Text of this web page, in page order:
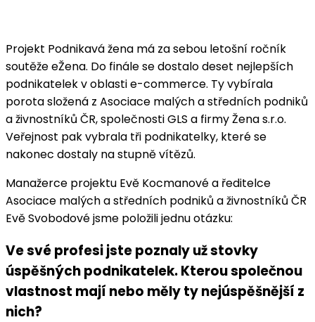
Projekt Podnikavá žena má za sebou letošní ročník
soutěže eŽena. Do finále se dostalo deset nejlepších
podnikatelek v oblasti e-commerce. Ty vybírala
porota složená z Asociace malých a středních podniků
a živnostníků ČR, společnosti GLS a firmy Žena s.r.o.
Veřejnost pak vybrala tři podnikatelky, které se
nakonec dostaly na stupně vítězů.
Manažerce projektu Evě Kocmanové a ředitelce
Asociace malých a středních podniků a živnostníků ČR
Evě Svobodové jsme položili jednu otázku:
Ve své profesi jste poznaly už stovky
úspěšných podnikatelek. Kterou společnou
vlastnost mají nebo měly ty nejúspěšnější z
nich?